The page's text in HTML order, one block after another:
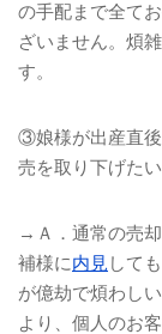
の手配まで全て
ざいません。煩
す。
③娘様が出産直
売を取り下げたい
→Ａ．通常の売
補様に内見 して
が億劫で煩わし
より、個人のお